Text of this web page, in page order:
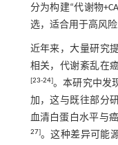
分为构建“代谢物
选，适合用于高风
近年来，大量研究
相关，代谢紊乱在
[23-24]。本研究中发
加，这与既往部分
血清白蛋白水平与
27]。这种差异可能